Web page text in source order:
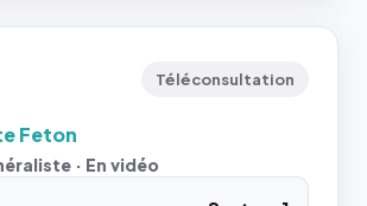
Téléconsultation
Feton
· En vidéo